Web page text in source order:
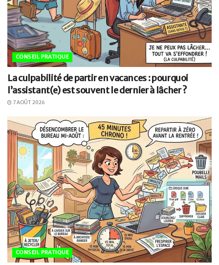
CONSEIL PRATIQUE
La culpabilité de partir en vacances : pourquoi
l’assistant(e) est souvent le dernier à lâcher ?
7 AOÛT 2026
CONSEIL PRATIQUE